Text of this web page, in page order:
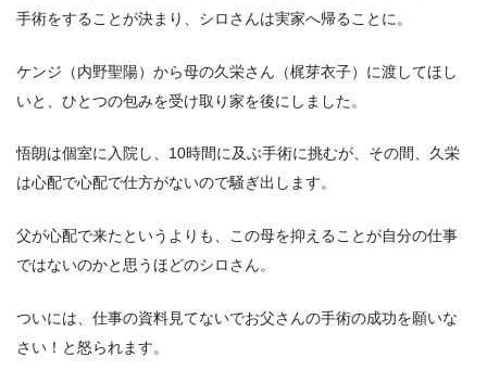
手術をすることが決まり、シロさんは実家へ帰ることに。
ケンジ（内野聖陽）から母の久栄さん（梶芽衣子）に渡してほし
いと、ひとつの包みを受け取り家を後にしました。
悟朗は個室に入院し、10時間に及ぶ手術に挑むが、その間、久栄
は心配で心配で仕方がないので騒ぎ出します。
父が心配で来たというよりも、この母を抑えることが自分の仕事
ではないのかと思うほどのシロさん。
ついには、仕事の資料見てないでお父さんの手術の成功を願いな
さい！と怒られます。